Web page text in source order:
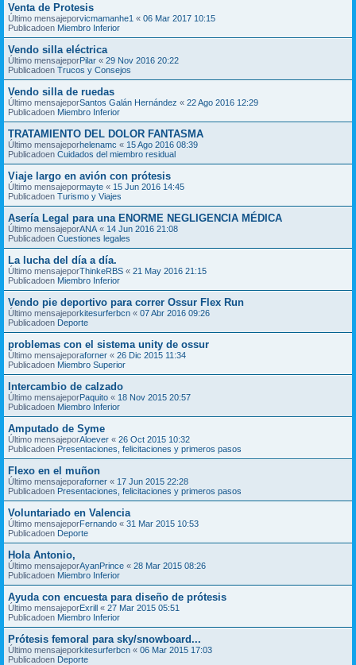
Venta de Protesis
Último mensajeporvicmamanhe1 « 06 Mar 2017 10:15
Publicadoen Miembro Inferior
Vendo silla eléctrica
Último mensajeporPilar « 29 Nov 2016 20:22
Publicadoen Trucos y Consejos
Vendo silla de ruedas
Último mensajeporSantos Galán Hernández « 22 Ago 2016 12:29
Publicadoen Miembro Inferior
TRATAMIENTO DEL DOLOR FANTASMA
Último mensajeporhelenamc « 15 Ago 2016 08:39
Publicadoen Cuidados del miembro residual
Viaje largo en avión con prótesis
Último mensajepormayte « 15 Jun 2016 14:45
Publicadoen Turismo y Viajes
Asería Legal para una ENORME NEGLIGENCIA MÉDICA
Último mensajeporANA « 14 Jun 2016 21:08
Publicadoen Cuestiones legales
La lucha del día a día.
Último mensajeporThinkeRBS « 21 May 2016 21:15
Publicadoen Miembro Inferior
Vendo pie deportivo para correr Ossur Flex Run
Último mensajeporkitesurferbcn « 07 Abr 2016 09:26
Publicadoen Deporte
problemas con el sistema unity de ossur
Último mensajeporaforner « 26 Dic 2015 11:34
Publicadoen Miembro Superior
Intercambio de calzado
Último mensajeporPaquito « 18 Nov 2015 20:57
Publicadoen Miembro Inferior
Amputado de Syme
Último mensajeporAloever « 26 Oct 2015 10:32
Publicadoen Presentaciones, felicitaciones y primeros pasos
Flexo en el muñon
Último mensajeporaforner « 17 Jun 2015 22:28
Publicadoen Presentaciones, felicitaciones y primeros pasos
Voluntariado en Valencia
Último mensajeporFernando « 31 Mar 2015 10:53
Publicadoen Deporte
Hola Antonio,
Último mensajeporAyanPrince « 28 Mar 2015 08:26
Publicadoen Miembro Inferior
Ayuda con encuesta para diseño de prótesis
Último mensajeporExrill « 27 Mar 2015 05:51
Publicadoen Miembro Inferior
Prótesis femoral para sky/snowboard...
Último mensajeporkitesurferbcn « 06 Mar 2015 17:03
Publicadoen Deporte